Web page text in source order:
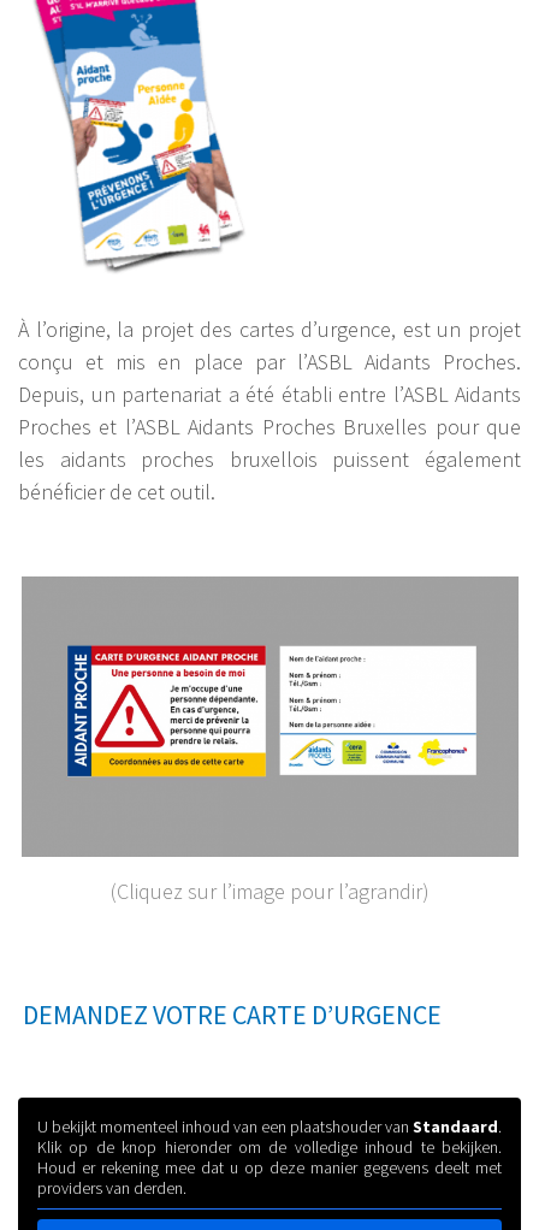
À l’origine, la projet des cartes d’urgence, est un projet
conçu et mis en place par l’ASBL Aidants Proches.
Depuis, un partenariat a été établi entre l’ASBL Aidants
Proches et l’ASBL Aidants Proches Bruxelles pour que
les aidants proches bruxellois puissent également
bénéficier de cet outil.
(Cliquez sur l’image pour l’agrandir)
DEMANDEZ VOTRE CARTE D’URGENCE
U bekijkt momenteel inhoud van een plaatshouder van Standaard.
Klik op de knop hieronder om de volledige inhoud te bekijken.
Houd er rekening mee dat u op deze manier gegevens deelt met
providers van derden.